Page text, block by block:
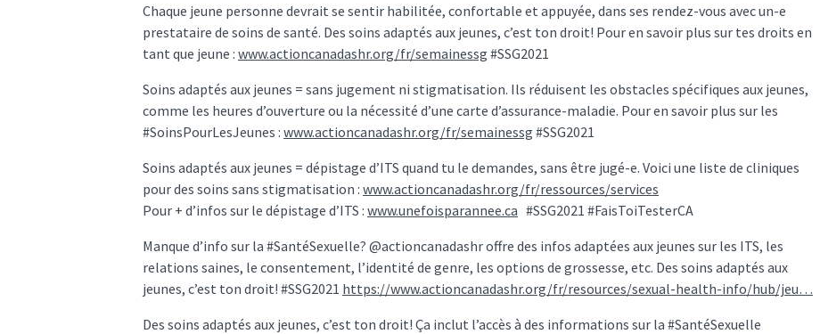
Chaque jeune personne devrait se sentir habilitée, confortable et appuyée, dans ses rendez-vous avec un-e
prestataire de soins de santé. Des soins adaptés aux jeunes, c’est ton droit! Pour en savoir plus sur tes droits en
tant que jeune : www.actioncanadashr.org/fr/semainessg #SSG2021
Soins adaptés aux jeunes = sans jugement ni stigmatisation. Ils réduisent les obstacles spécifiques aux jeunes,
comme les heures d’ouverture ou la nécessité d’une carte d’assurance-maladie. Pour en savoir plus sur les
#SoinsPourLesJeunes : www.actioncanadashr.org/fr/semainessg #SSG2021
Soins adaptés aux jeunes = dépistage d’ITS quand tu le demandes, sans être jugé-e. Voici une liste de cliniques
pour des soins sans stigmatisation : www.actioncanadashr.org/fr/ressources/services
Pour + d’infos sur le dépistage d’ITS : www.unefoisparannee.ca #SSG2021 #FaisToiTesterCA
Manque d’info sur la #SantéSexuelle? @actioncanadashr offre des infos adaptées aux jeunes sur les ITS, les
relations saines, le consentement, l’identité de genre, les options de grossesse, etc. Des soins adaptés aux
jeunes, c’est ton droit! #SSG2021 https://www.actioncanadashr.org/fr/resources/sexual-health-info/hub/jeu…
Des soins adaptés aux jeunes, c’est ton droit! Ça inclut l’accès à des informations sur la #SantéSexuelle